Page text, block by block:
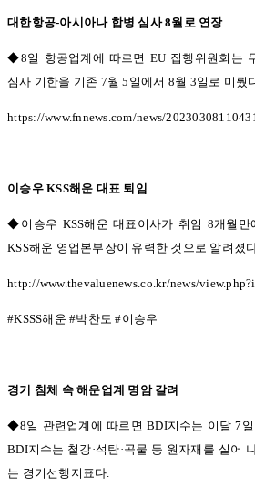
대한항공-아시아나 합병 심사8월로 연장
◆8일 항공업계에 따르면 EU 집행위원회는
심사 기한을 기존 7월5 일에서 8월 3일로 미뤘
https://www.fnnews.com/news/
이승우KSS해운 대표 퇴임
◆이승우 KSS해운 대표이사가 취임 8개월만
KSS해운 영업본부장이 유력한 것으로 알려졌
http://www.thevaluenews.co.kr/news/
#KSSS해운#박찬도#이승우
경기 침체 속 해운업계 명암 갈려
◆8일 관련업계에 따르면 BDI지수는 이달7
BDI지수는 철강·석탄·곡물 등 원자재를 실어
는 경기선행지표다.